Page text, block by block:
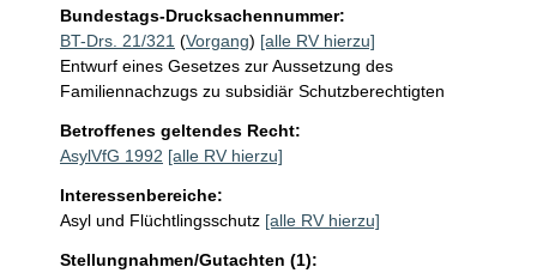
Bundestags-Drucksachennummer:
BT-Drs. 21/321 (Vorgang) [alle RV hierzu]
Entwurf eines Gesetzes zur Aussetzung des
Familiennachzugs zu subsidiär Schutzberechtigten
Betroffenes geltendes Recht:
AsylVfG 1992 [alle RV hierzu]
Interessenbereiche:
Asyl und Flüchtlingsschutz [alle RV hierzu]
Stellungnahmen/Gutachten (1):